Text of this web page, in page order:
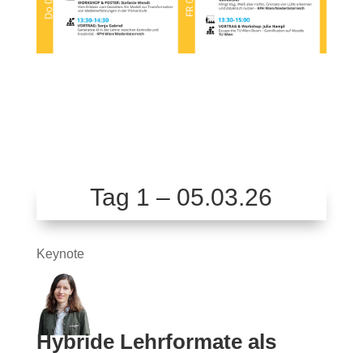
Tag 1 – 05.03.26
Keynote
Hybride Lehrformate als